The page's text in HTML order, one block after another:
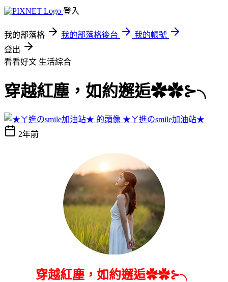
登入
我的部落格 我的部落格後台
我的帳號
登出
看看好文 生活綜合
穿越紅塵，如約邂逅✿✿⊱╮
★ㄚ進のsmile加油站★
2年前
穿越紅塵，如約邂逅✿✿⊱╮